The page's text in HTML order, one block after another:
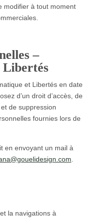
modifier à tout moment
–
et Libertés en date
d’un droit d’accès, de
de suppression
fournies lors de
en envoyant un mail à
moc.n
gised
ileuo .
la navigations à